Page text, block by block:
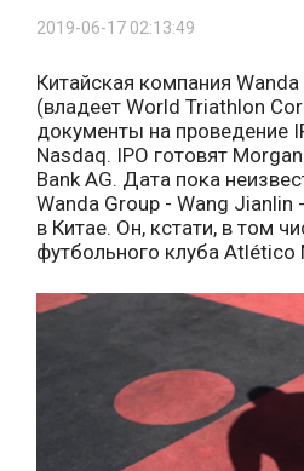
2019-06-17 02:13:49
Китайская компания
(владеет World Triathlon
документы на проведение
Nasdaq. IPO готовят
Bank AG. Дата пока
Wanda Group - Wang Jianlin
в Китае. Он, кстати, в том
футбольного клуба Atlético